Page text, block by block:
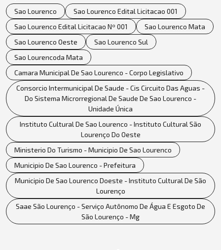
Sao Lourenco
Sao Lourenco Edital Licitacao 001
Sao Lourenco Edital Licitacao Nº 001
Sao Lourenco Mata
Sao Lourenco Oeste
Sao Lourenco Sul
Sao Lourencoda Mata
Camara Municipal De Sao Lourenco - Corpo Legislativo
Consorcio Intermunicipal De Saude - Cis Circuito Das Aguas -
Do Sistema Microrregional De Saude De Sao Lourenco -
Unidade Única
Instituto Cultural De Sao Lourenco - Instituto Cultural São
Lourenço Do Oeste
Ministerio Do Turismo - Municipio De Sao Lourenco
Municipio De Sao Lourenco - Prefeitura
Municipio De Sao Lourenco Doeste - Instituto Cultural De São
Lourenço
Saae São Lourenço - Serviço Autônomo De Água E Esgoto De
São Lourenço - Mg